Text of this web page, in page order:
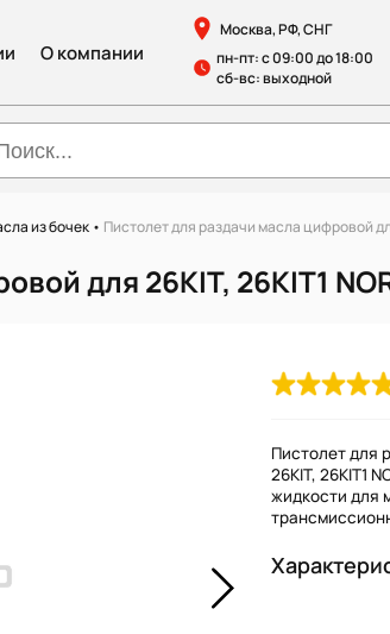
О компании
Москва, РФ, СНГ
пн-пт: с 09:00 до 18:00
сб-вс: выходной
из бочек • Пистолет для раздачи масла цифровой
для 26KIT, 26KIT1
Пистолет для
26KIT, 26KIT1
жидкости для